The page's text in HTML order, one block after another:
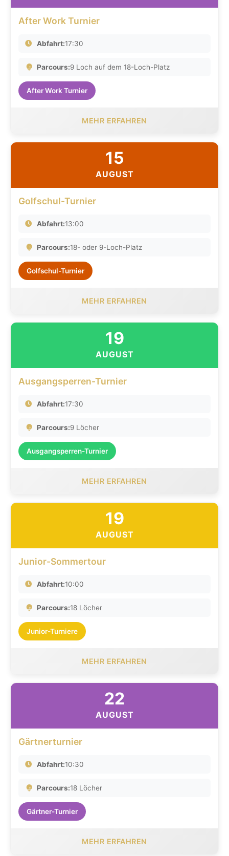
After Work Turnier
Abfahrt:17:30
Parcours:9 Loch auf dem 18-Loch-Platz
After Work Turnier
MEHR ERFAHREN
15
AUGUST
Golfschul-Turnier
Abfahrt:13:00
Parcours:18- oder 9-Loch-Platz
Golfschul-Turnier
MEHR ERFAHREN
19
AUGUST
Ausgangsperren-Turnier
Abfahrt:17:30
Parcours:9 Löcher
Ausgangsperren-Turnier
MEHR ERFAHREN
19
AUGUST
Junior-Sommertour
Abfahrt:10:00
Parcours:18 Löcher
Junior-Turniere
MEHR ERFAHREN
22
AUGUST
Gärtnerturnier
Abfahrt:10:30
Parcours:18 Löcher
Gärtner-Turnier
MEHR ERFAHREN